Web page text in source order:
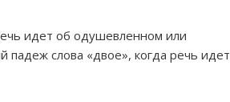
идет об одушевленном или
слова «двое», когда речь идет